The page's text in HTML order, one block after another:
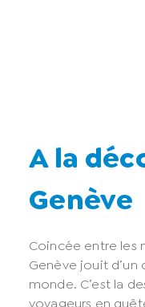
A la
Genève
Coincée entre les
Genève jouit d’un
monde. C’est la
voyageurs en